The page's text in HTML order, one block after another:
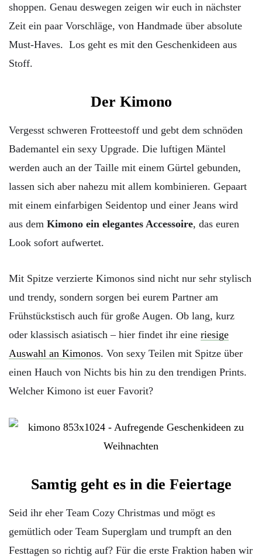
shoppen. Genau deswegen zeigen wir euch in nächster
Zeit ein paar Vorschläge, von Handmade über absolute
Must-Haves. Los geht es mit den Geschenkideen aus
Stoff.
Der Kimono
Vergesst schweren Frotteestoff und gebt dem schnöden
Bademantel ein sexy Upgrade. Die luftigen Mäntel
werden auch an der Taille mit einem Gürtel gebunden,
lassen sich aber nahezu mit allem kombinieren. Gepaart
mit einem einfarbigen Seidentop und einer Jeans wird
aus dem Kimono ein elegantes Accessoire, das euren
Look sofort aufwertet.
Mit Spitze verzierte Kimonos sind nicht nur sehr stylisch
und trendy, sondern sorgen bei eurem Partner am
Frühstückstisch auch für große Augen. Ob lang, kurz
oder klassisch asiatisch – hier findet ihr eine riesige
Auswahl an Kimonos. Von sexy Teilen mit Spitze über
einen Hauch von Nichts bis hin zu den trendigen Prints.
Welcher Kimono ist euer Favorit?
Samtig geht es in die Feiertage
Seid ihr eher Team Cozy Christmas und mögt es
gemütlich oder Team Superglam und trumpft an den
Festtagen so richtig auf? Für die erste Fraktion haben wir